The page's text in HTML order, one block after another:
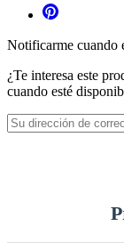
Notificarme cuando
¿Te interesa este
cuando esté